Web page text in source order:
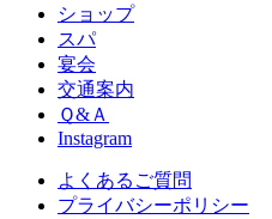
ショップ
スパ
宴会
交通案内
Ｑ&Ａ
Instagram
よくあるご質問
プライバシーポリシー